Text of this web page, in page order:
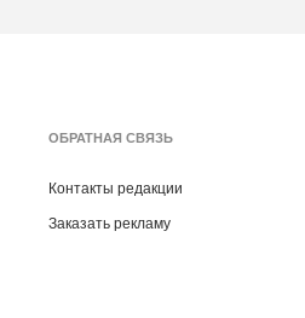
ОБРАТНАЯ СВЯЗЬ
Контакты редакции
Заказать рекламу